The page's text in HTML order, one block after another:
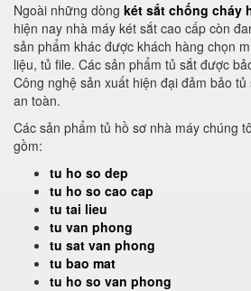
Ngoài những dòng két sắt chống cháy
hiện nay nhà máy két sắt cao cấp còn
sản phẩm khác được khách hàng chọn
liệu, tủ file. Các sản phẩm tủ sắt được
Công nghệ sản xuất hiện đại đảm bảo
an toàn.
Các sản phẩm tủ hồ sơ nhà máy chúng
gồm:
tu ho so dep
tu ho so cao cap
tu tai lieu
tu van phong
tu sat van phong
tu bao mat
tu ho so van phong